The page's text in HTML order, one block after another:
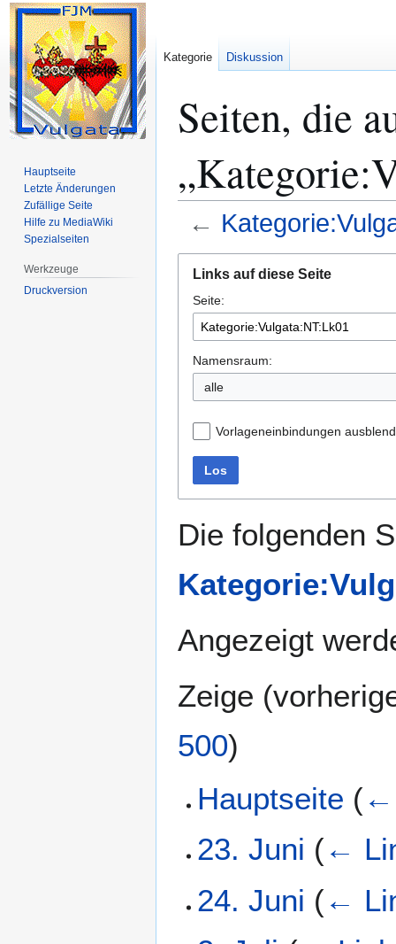
Seiten, die
←
Navigation
springen
Suche
springen
Links auf diese Seite
Seite:
Namensraum:
alle
Vorlageneinbindungen
Los
Die folgenden
Angezeigt
Zeige (
500)
Hauptseite (←
23. Juni (←
24. Juni (←
Kategorie Diskussion
Hauptseite
Letzte Änderungen
Zufällige Seite
Hilfe zu MediaWiki
Spezialseiten
Werkzeuge
Druckversion